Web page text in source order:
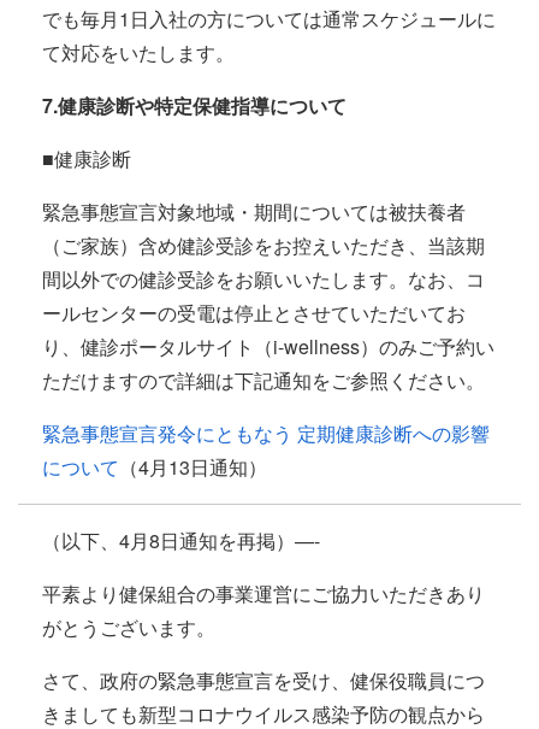
でも毎月1日入社の方については通常スケジュールに
て対応をいたします。
7.健康診断や特定保健指導について
■健康診断
緊急事態宣言対象地域・期間については被扶養者
（ご家族）含め健診受診をお控えいただき、当該期
間以外での健診受診をお願いいたします。なお、コ
ールセンターの受電は停止とさせていただいてお
り、健診ポータルサイト（i-wellness）のみご予約い
ただけますので詳細は下記通知をご参照ください。
緊急事態宣言発令にともなう 定期健康診断への影響
について （4月13日通知）
（以下、 4月8日通知を再掲） —-
平素より健保組合の事業運営にご協力いただきあり
がとうございます。
さて、政府の緊急事態宣言を受け、健保役職員につ
きましても新型コロナウイルス感染予防の観点から